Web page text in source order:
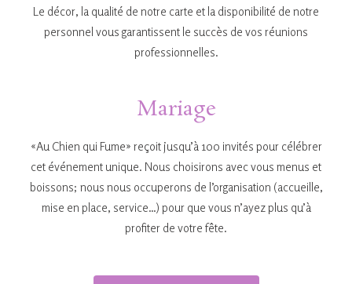
Le décor, la qualité de notre carte et la disponibilité de notre
personnel vous garantissent le succès de vos réunions
professionnelles.
Mariage
«Au Chien qui Fume» reçoit jusqu’à 100 invités pour célébrer
cet événement unique. Nous choisirons avec vous menus et
boissons; nous nous occuperons de l’organisation (accueille,
mise en place, service…) pour que vous n’ayez plus qu’à
profiter de votre fête.